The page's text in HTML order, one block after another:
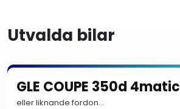
Utvalda bilar
GLE COUPE 350d 4matic
eller liknande fordon...